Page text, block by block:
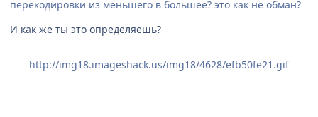
перекодировки из меньшего в большее? это как не обман?
И как же ты это определяешь?
http://img18.imageshack.us/img18/4628/efb50fe21.gif